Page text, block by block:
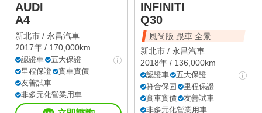
AUDI
A4
新北市 / 永昌汽車
2017年 / 170,000km
認證車
五大保證
里程保證
實車實價
友善試車
非多元化營業用車
INFINITI
Q30
風尚版 跟車 全景
新北市 / 永昌汽車
2018年 / 136,000km
認證車
五大保證
符合保固
里程保證
實車實價
友善試車
非多元化營業用車